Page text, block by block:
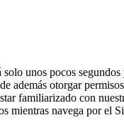
solo unos pocos
además otorgar
familiarizado con
mientras navega por el